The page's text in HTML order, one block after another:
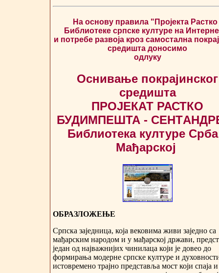
На основу правила "Пројекта Растко
Библиотеке српске културе на
и потребе развоја кроз самостална
средишта доносимо
одлуку
Оснивање покрајинског
средишта
ПРОЈЕКАТ РАСТКО
БУДИМПЕШТА -
Библиотека културе
Мађарској
ОБРАЗЛОЖЕЊЕ
Српска заједница, која вековима живи заједно са
мађарским народом и у мађарској држави,
један од најважнијих чинилаца који је довео до
формирања модерне српске културе и
истовремено трајно представља мост који спаја и